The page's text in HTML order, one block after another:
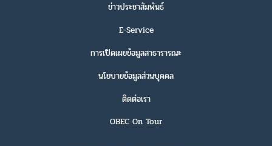
ข่าวประชาสัมพันธ์
E-Service
การเปิดเผยข้อมูลสาธารารณะ
นโยบายข้อมูลส่วนบุคคล
ติดต่อเรา
OBEC On Tour